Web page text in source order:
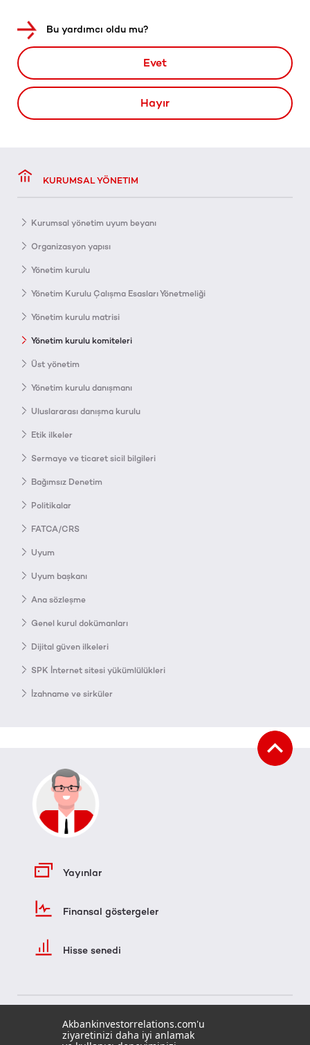
Bu yardımcı oldu mu?
Evet
Hayır
KURUMSAL YÖNETIM
Kurumsal yönetim uyum beyanı
Organizasyon yapısı
Yönetim kurulu
Yönetim Kurulu Çalışma Esasları Yönetmeliği
Yönetim kurulu matrisi
Yönetim kurulu komiteleri
Üst yönetim
Yönetim kurulu danışmanı
Uluslararası danışma kurulu
Etik ilkeler
Sermaye ve ticaret sicil bilgileri
Bağımsız Denetim
Politikalar
FATCA/CRS
Uyum
Uyum başkanı
Ana sözleşme
Genel kurul dokümanları
Dijital güven ilkeleri
SPK İnternet sitesi yükümlülükleri
İzahname ve sirküler
Yayınlar
Finansal göstergeler
Hisse senedi
Akbankinvestorrelations.com'u
ziyaretinizi daha iyi anlamak